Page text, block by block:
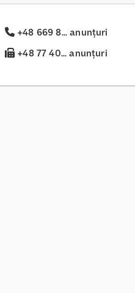
+48 669 8... anunțuri
+48 77 40... anunțuri